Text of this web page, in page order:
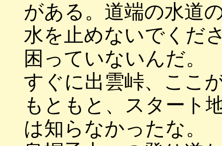
がある。道端の水道
水を止めないでくだ
困っていないんだ。
すぐに出雲峠、ここ
もともと、スタート
は知らなかったな。